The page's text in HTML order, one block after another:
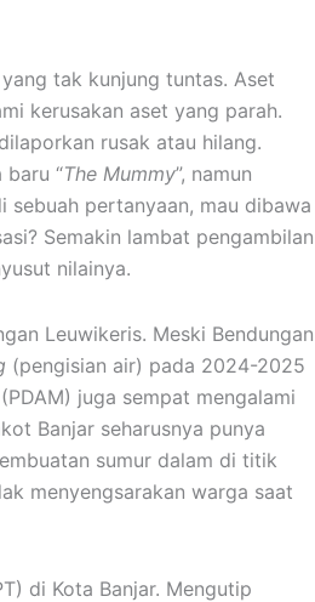
tak kunjung tuntas. Aset
kerusakan aset yang parah.
rusak atau hilang.
baru “The Mummy”, namun
sebuah pertanyaan, mau dibawa
Semakin lambat pengambilan
nilainya.
Leuwikeris. Meski Bendungan
(pengisian air) pada 2024-2025
juga sempat mengalami
Banjar seharusnya punya
sumur dalam di titik
menyengsarakan warga saat
di Kota Banjar. Mengutip